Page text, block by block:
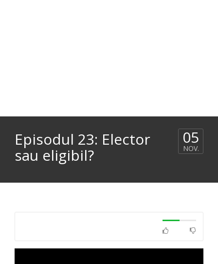
Episodul 23: Elector
sau eligibil?
05
NOV.